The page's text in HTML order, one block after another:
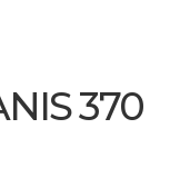
370